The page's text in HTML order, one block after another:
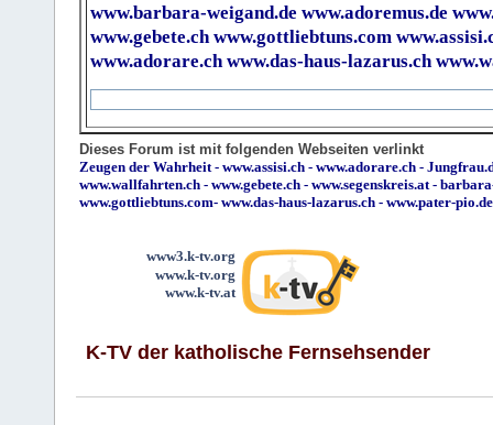
www.barbara-weigand.de www.adoremus.de
www.gebete.ch www.gottliebtuns.com
www.adorare.ch www.das-haus-lazarus.ch
Dieses Forum ist mit folgenden Webseiten verlinkt
Zeugen der Wahrheit- www.assisi.ch - www.adorare.ch -
www.wallfahrten.ch - www.gebete.ch - www.segenskreis.at-
www.gottliebtuns.com- www.das-haus-lazarus.ch - www.pater-pio.de
www3.k-tv.org
www.k-tv.org
www.k-tv.at
K-TV der katholische Fernsehsender